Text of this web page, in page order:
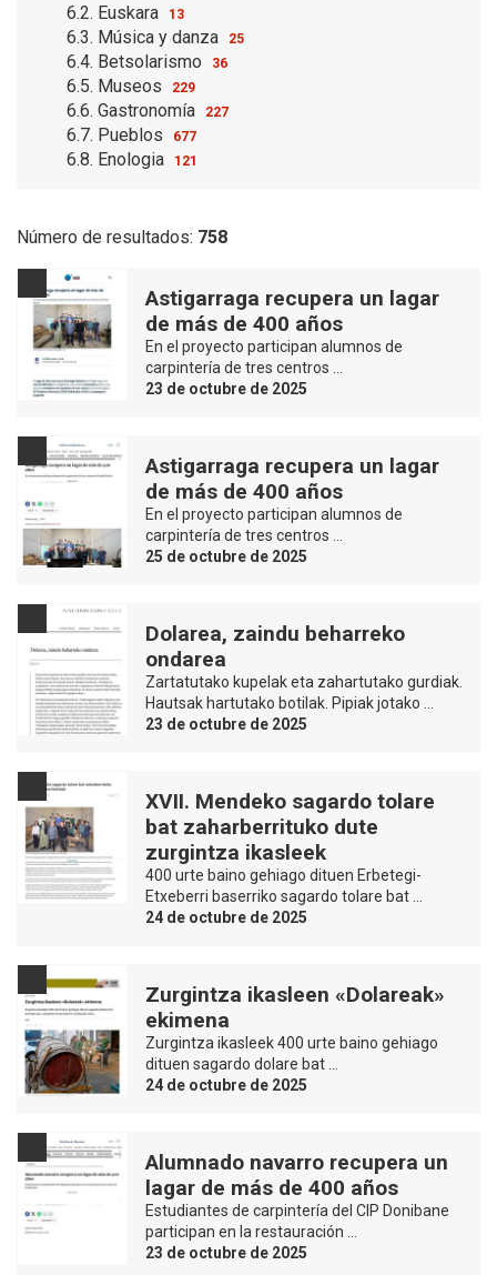
6.2. Euskara 13
6.3. Música y danza 25
6.4. Betsolarismo 36
6.5. Museos 229
6.6. Gastronomía 227
6.7. Pueblos 677
6.8. Enologia 121
Número de resultados: 758
Astigarraga recupera un lagar
de más de 400 años
En el proyecto participan alumnos de
carpintería de tres centros …
23 de octubre de 2025
Astigarraga recupera un lagar
de más de 400 años
En el proyecto participan alumnos de
carpintería de tres centros …
25 de octubre de 2025
Dolarea, zaindu beharreko
ondarea
Zartatutako kupelak eta zahartutako gurdiak.
Hautsak hartutako botilak. Pipiak jotako …
23 de octubre de 2025
XVII. Mendeko sagardo tolare
bat zaharberrituko dute
zurgintza ikasleek
400 urte baino gehiago dituen Erbetegi-
Etxeberri baserriko sagardo tolare bat …
24 de octubre de 2025
Zurgintza ikasleen «Dolareak»
ekimena
Zurgintza ikasleek 400 urte baino gehiago
dituen sagardo dolare bat …
24 de octubre de 2025
Alumnado navarro recupera un
lagar de más de 400 años
Estudiantes de carpintería del CIP Donibane
participan en la restauración …
23 de octubre de 2025